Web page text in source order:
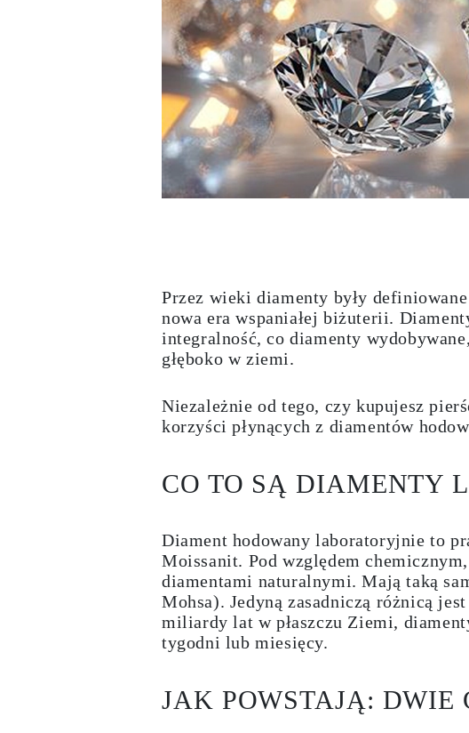
Białe Złoto
Różowe Złoto
950 Platyna
Zobacz Wszystkie
OBRĄCZKI ŚLUBNE
OBRĄCZKI ŚLUBNE DAMSKIE
Klasyczne
Eternity
Fashion
Simple
Zobacz Wszystkie
OBRĄCZKI ŚLUBNE MĘSKIE
Klasyczne
Białe Złoto
Platyna 950
Zobacz Wszystkie
Naszyjniki
Bransoletki
DIAMENTOWE PIERŚIONKI
Fashion
Litery
Zobacz Wszystkie
DIAMENTOWE NASZYJNIKI
Solitaire
Litery
Zobacz Wszystkie
DIAMENTOWE BRANSOLETKI
DIAMENTOWE KOLCZYKI
Kolczyki Sztyfty
Przez wieki diamenty były
nowa era wspaniałej biżuterii.
integralność, co diamenty
głęboko w ziemi.
Niezależnie od tego, czy kupujesz
korzyści płynących z diamentów
CO TO SĄ DIAMENTY
Diament hodowany laboratoryjnie to
Moissanit. Pod względem
diamentami naturalnymi. Mają taką
Mohsa). Jedyną zasadniczą różnicą
miliardy lat w płaszczu Ziemi,
tygodni lub miesięcy.
JAK POWSTAJĄ: DWIE